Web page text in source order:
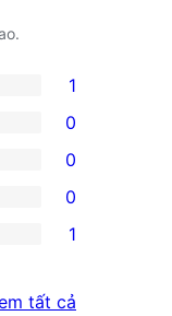
1
0
0
0
1
tất cả